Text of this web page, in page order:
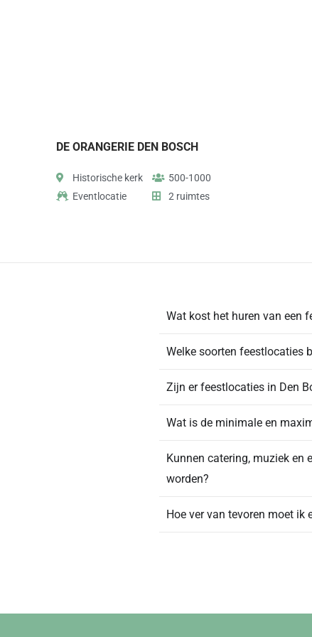
DE ORANGERIE DEN BOSCH
Historische kerk
Eventlocatie
500-1000
2 ruimtes
Wat kost het huren van een
Welke soorten feestlocaties
Zijn er feestlocaties in Den
Wat is de minimale en
Kunnen catering, muziek en
worden?
Hoe ver van tevoren moet ik